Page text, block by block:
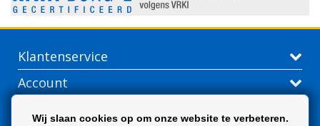
Klantenservice
Account
Wij slaan cookies op om onze website te verbeteren.